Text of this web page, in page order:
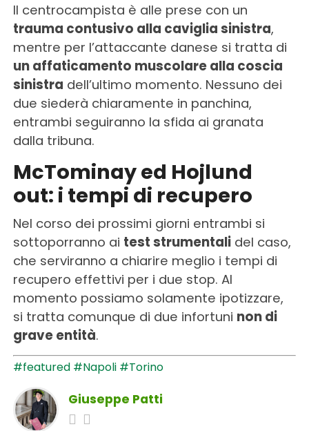
Il centrocampista è alle prese con un
trauma contusivo alla caviglia sinistra,
mentre per l’attaccante danese si tratta di
un affaticamento muscolare alla coscia
sinistra dell’ultimo momento. Nessuno dei
due siederà chiaramente in panchina,
entrambi seguiranno la sfida ai granata
dalla tribuna.
McTominay ed Hojlund
out: i tempi di recupero
Nel corso dei prossimi giorni entrambi si
sottoporranno ai test strumentalidel caso,
che serviranno a chiarire meglio i tempi di
recupero effettivi per i due stop. Al
momento possiamo solamente ipotizzare,
si tratta comunque di due infortuni non di
grave entità.
#featured #Napoli #Torino
Giuseppe Patti